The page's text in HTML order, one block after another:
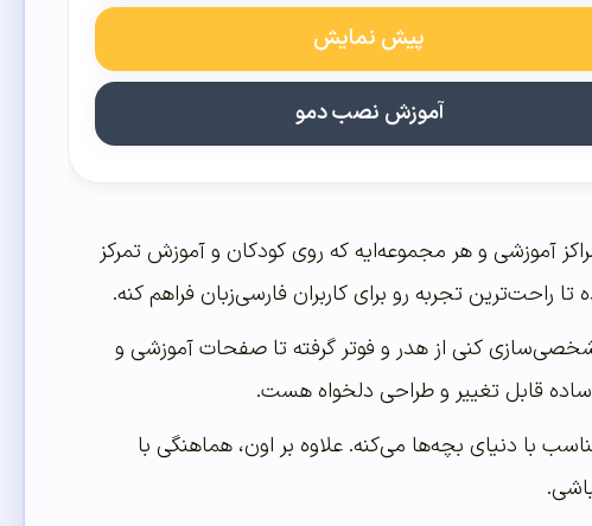
پیش نمایش
آموزش نصب دمو
آموزشی و هر مجموعه‌ایه که روی کودکان و آموزش تمرکز
تجربه رو برای کاربران فارسی‌زبان فراهم کنه.
کنی از هدر و فوتر گرفته تا صفحات آموزشی و
قابل تغییر و طراحی دلخواه هست.
با دنیای بچه‌ها می‌کنه. علاوه بر اون، هماهنگی با